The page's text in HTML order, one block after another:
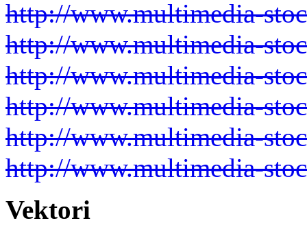
http://www.multimedia-
http://www.multimedia-
http://www.multimedia-
http://www.multimedia-
http://www.multimedia-
http://www.multimedia-
Vektori